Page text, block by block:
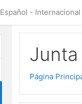
Español - Internacional
Página